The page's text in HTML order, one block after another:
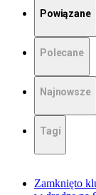
Powiązane
Polecane
Najnowsze
Tagi
Zamknięto